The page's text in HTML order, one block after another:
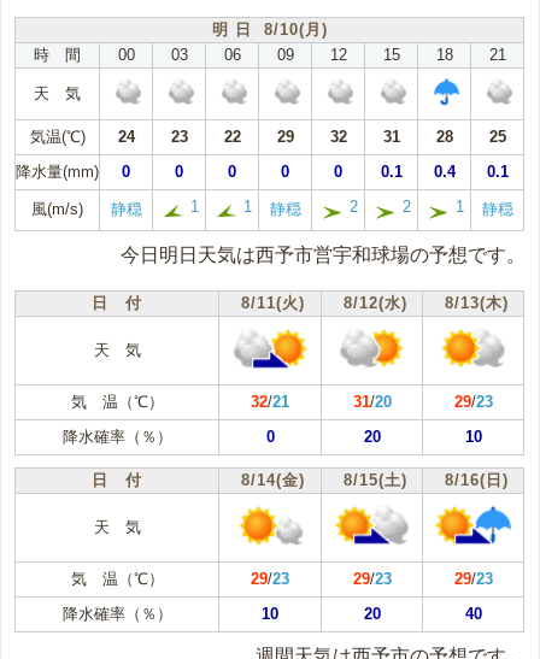
明 日 8/10(月)
時 間
00 03 06 09 12 15 18 21
天 気
気温(℃) 24 23 22 29 32 31 28
25
降水量(mm)
0 0 0 0 0 0.1 0.4 0.1
風(m/s) 静穏 1 1 静穏 2 2 1 静穏
今日明日天気は西予市営宇和球場の予想です。
日 付 8/11(火) 8/12(水) 8/13(木)
天 気
気 温（℃） 32/21 31/20 29/23
降水確率（％）
0 20 10
日 付 8/14(金) 8/15(土) 8/16(日)
天 気
気 温（℃） 29/23 29/23 29/23
降水確率（％）
10 20 40